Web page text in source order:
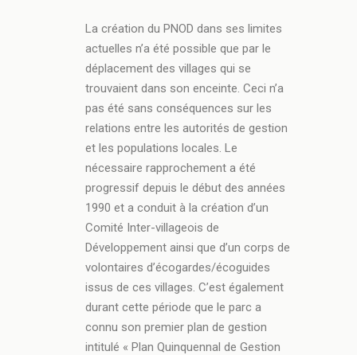
La création du PNOD dans ses limites
actuelles n’a été possible que par le
déplacement des villages qui se
trouvaient dans son enceinte. Ceci n’a
pas été sans conséquences sur les
relations entre les autorités de gestion
et les populations locales. Le
nécessaire rapprochement a été
progressif depuis le début des années
1990 et a conduit à la création d’un
Comité Inter-villageois de
Développement ainsi que d’un corps de
volontaires d’écogardes/écoguides
issus de ces villages. C’est également
durant cette période que le parc a
connu son premier plan de gestion
intitulé « Plan Quinquennal de Gestion